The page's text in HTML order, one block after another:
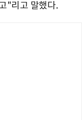
"리고 말했다.